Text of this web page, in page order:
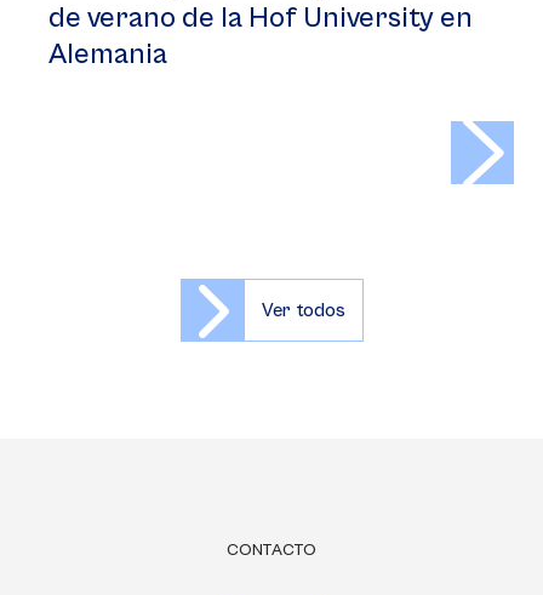
de verano de la Hof University en
Alemania
Ver todos
CONTACTO